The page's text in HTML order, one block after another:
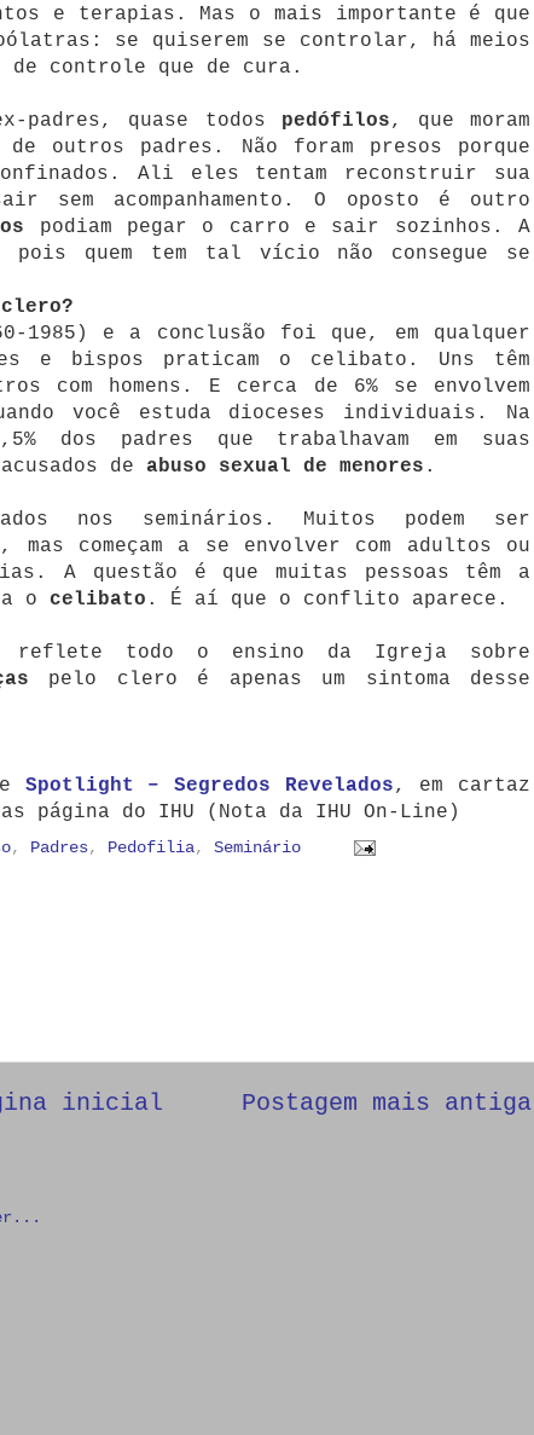
e terapias. Mas o mais importante é que
se quiserem se controlar, há meios
de controle que de cura.
padres, quase todos pedófilos, que moram
outros padres. Não foram presos porque
Ali eles tentam reconstruir sua
sem acompanhamento. O oposto é outro
podiam pegar o carro e sair sozinhos. A
quem tem tal vício não consegue se
1985) e a conclusão foi que, em qualquer
e bispos praticam o celibato. Uns têm
com homens. E cerca de 6% se envolvem
você estuda dioceses individuais. Na
dos padres que trabalhavam em suas
de abuso sexual de menores .
nos seminários. Muitos podem ser
começam a se envolver com adultos ou
A questão é que muitas pessoas têm a
o celibato . É aí que o conflito aparece.
reflete todo o ensino da Igreja sobre
pelo clero é apenas um sintoma desse
Spotlight – Segredos Revelados, em cartaz
página do IHU (Nota da IHU On-Line)
, Padres, Pedofilia,Seminário
Postagem mais antiga
inicial